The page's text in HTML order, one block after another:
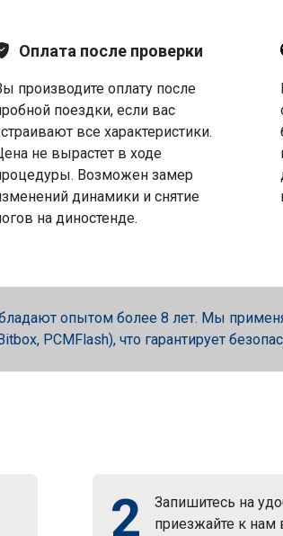
Оплата после проверки
производите оплату после
поездки, если вас
все характеристики.
не вырастет в ходе
Возможен замер
динамики и снятие
на диностенде.
опытом более 8 лет. Мы
PCMFlash), что гарантирует
2
Запишитесь на
приезжайте к нам